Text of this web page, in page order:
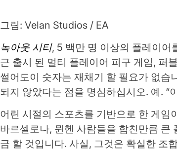
그림:Velan Studios / EA
녹아웃 시티, 5 백만 명 이상의 플레이어
근 출시 된 멀티 플레이어 피구 게임, 퍼
썰어도이 숫자는 재채기 할 필요가 없습
되지 않았다는 점을 명심하십시오. 예. “
어린 시절의 스포츠를 기반으로 한 게임
바르셀로나, 뮌헨 사람들을 합친만큼 큰
금 할 것입니다. 사실, 그것은 확실한 조